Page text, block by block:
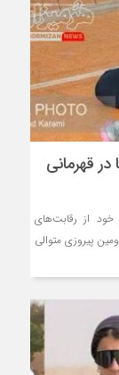
قهرمانی
خود از رقابت‌های
داد و دومین پیروزی متوالی